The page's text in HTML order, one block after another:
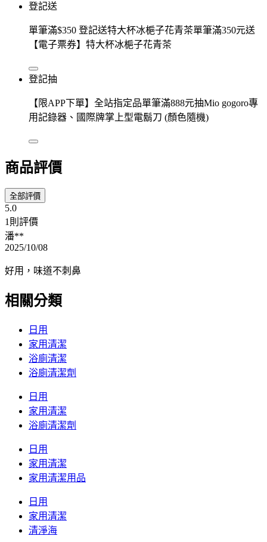
登記送
單筆滿$350 登記送特大杯冰梔子花青茶單筆滿350元送
【電子票券】特大杯冰梔子花青茶
登記抽
【限APP下單】全站指定品單筆滿888元抽Mio gogoro專
用記錄器、國際牌掌上型電鬍刀 (顏色隨機)
商品評價
全部評價
5.0
1則評價
潘**
2025/10/08
好用，味道不刺鼻
相關分類
日用
家用清潔
浴廁清潔
浴廁清潔劑
日用
家用清潔
浴廁清潔劑
日用
家用清潔
家用清潔用品
日用
家用清潔
清淨海